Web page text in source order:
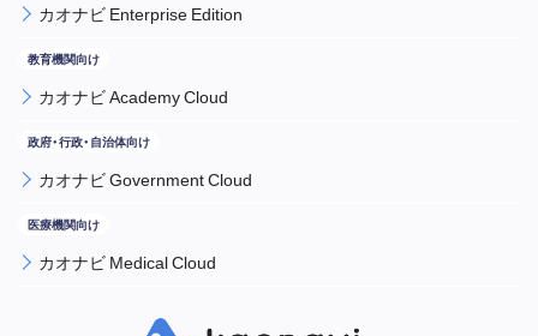
カオナビ Enterprise Edition
カオナビ Academy Cloud
カオナビ Government Cloud
カオナビ Medical Cloud